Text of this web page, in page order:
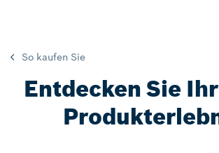
So kaufen Sie
Entdecken Sie